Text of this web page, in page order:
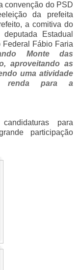
convenção do PSD
da prefeita
a comitiva do
Estadual
Federal Fábio Faria
Monte das
aproveitando as
uma atividade
renda para a
para
participação